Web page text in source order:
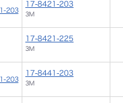
17-8421-203
3M
17-8421-225
3M
17-8441-203
3M